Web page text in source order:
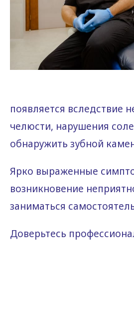
появляется вследствие
челюсти, нарушения
обнаружить зубной
Ярко выраженные
возникновение
заниматься
Доверьтесь